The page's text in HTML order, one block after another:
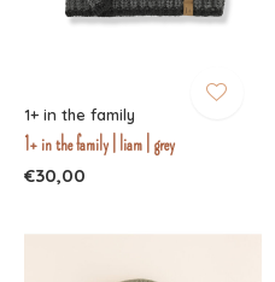
1+ in the family
1+ in the family | liam | grey
€30,00